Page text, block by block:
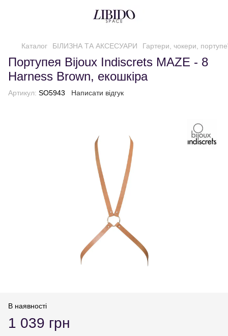
Каталог БІЛИЗНА ТА АКСЕСУАРИ Гартери, чокери,
Портупея Bijoux Indiscrets MAZE - 8
Harness Brown, екошкіра
Артикул: SO5943 Написати відгук
В наявності
1 039 грн